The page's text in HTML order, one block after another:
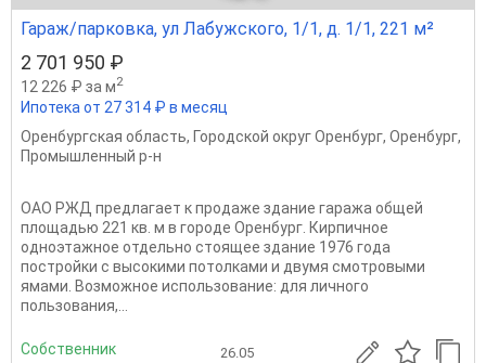
Гараж/парковка, ул Лабужского, 1/1, д. 1/1, 221 м²
2 701 950 ₽
12 226 ₽ за м2
Ипотека от 27 314 ₽ в месяц
Оренбургская область, Городской округ Оренбург, Оренбург,
Промышленный р-н
ОАО РЖД предлагает к продаже здание гаража общей
площадью 221 кв. м в городе Оренбург. Кирпичное
одноэтажное отдельно стоящее здание 1976 года
постройки с высокими потолками и двумя смотровыми
ямами. Возможное использование: для личного
пользования,...
Собственник 26.05